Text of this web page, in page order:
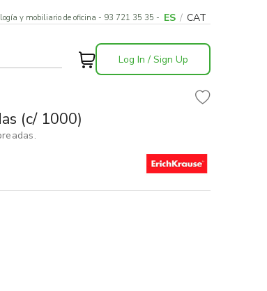
y mobiliario de oficina - 93 721 35 35 - ES / CAT
Log In / Sign Up
(c/ 1000)